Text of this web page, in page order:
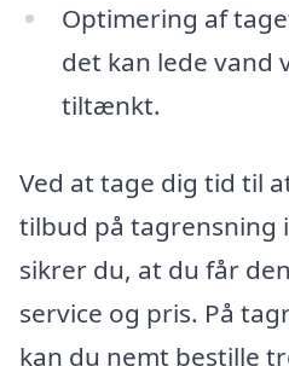
Optimering af
det kan lede vand
tiltænkt.
Ved at tage dig tid til
tilbud på tagrensning
sikrer du, at du får
service og pris. På
kan du nemt bestille